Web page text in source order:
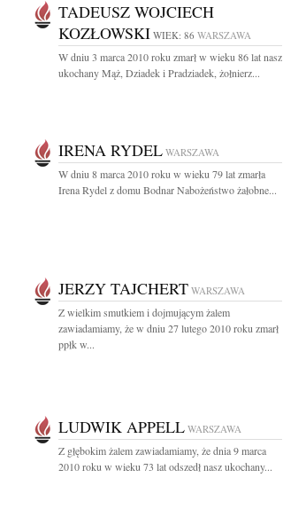
TADEUSZ WOJCIECH
KOZŁOWSKI WIEK: 86 WARSZAWA
W dniu 3 marca 2010 roku zmarł w wieku 86 lat nasz
ukochany Mąż, Dziadek i Pradziadek, żołnierz...
IRENA RYDEL WARSZAWA
W dniu 8 marca 2010 roku w wieku 79 lat zmarła
Irena Rydel z domu Bodnar Nabożeństwo żałobne...
JERZY TAJCHERT WARSZAWA
Z wielkim smutkiem i dojmującym żalem
zawiadamiamy, że w dniu 27 lutego 2010 roku zmarł
ppłk w...
LUDWIK APPELL WARSZAWA
Z głębokim żalem zawiadamiamy, że dnia 9 marca
2010 roku w wieku 73 lat odszedł nasz ukochany...